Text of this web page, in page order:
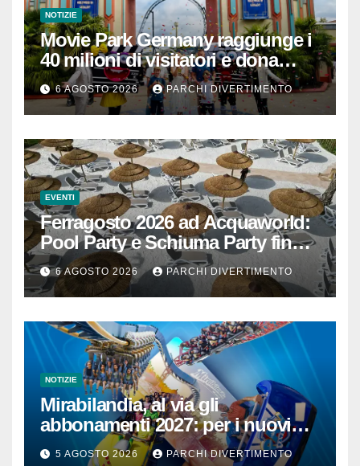
NOTIZIE
Movie Park Germany raggiunge i
40 milioni di visitatori e dona
40.000 euro
6 AGOSTO 2026 PARCHI DIVERTIMENTO
EVENTI
Ferragosto 2026 ad Acquaworld:
Pool Party e Schiuma Party fino a
mezzanotte
6 AGOSTO 2026 PARCHI DIVERTIMENTO
NOTIZIE
Mirabilandia, al via gli
abbonamenti 2027: per i nuovi
iscritti il 2026 è in omaggio
5 AGOSTO 2026 PARCHI DIVERTIMENTO